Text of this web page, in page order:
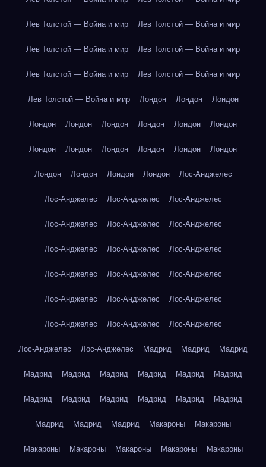
Лев Толстой — Война и мир Лев Толстой — Война и мир
Лев Толстой — Война и мир Лев Толстой — Война и мир
Лев Толстой — Война и мир Лев Толстой — Война и мир
Лев Толстой — Война и мир Лондон Лондон Лондон
Лондон Лондон Лондон Лондон Лондон Лондон
Лондон Лондон Лондон Лондон Лондон Лондон
Лондон Лондон Лондон Лондон Лос-Анджелес
Лос-Анджелес Лос-Анджелес Лос-Анджелес
Лос-Анджелес Лос-Анджелес Лос-Анджелес
Лос-Анджелес Лос-Анджелес Лос-Анджелес
Лос-Анджелес Лос-Анджелес Лос-Анджелес
Лос-Анджелес Лос-Анджелес Лос-Анджелес
Лос-Анджелес Лос-Анджелес Лос-Анджелес
Лос-Анджелес Лос-Анджелес Мадрид Мадрид Мадрид
Мадрид Мадрид Мадрид Мадрид Мадрид Мадрид
Мадрид Мадрид Мадрид Мадрид Мадрид Мадрид
Мадрид Мадрид Мадрид Макароны Макароны
Макароны Макароны Макароны Макароны Макароны